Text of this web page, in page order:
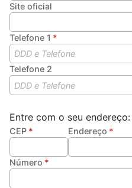
Site oficial
Telefone 1
Telefone 2
Entre com o seu endereço:
CEP Endereço
Número